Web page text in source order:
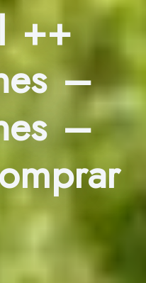
++
–
–